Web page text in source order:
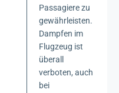
Passagiere zu
gewährleisten.
Dampfen im
Flugzeug ist
überall
verboten, auch
bei